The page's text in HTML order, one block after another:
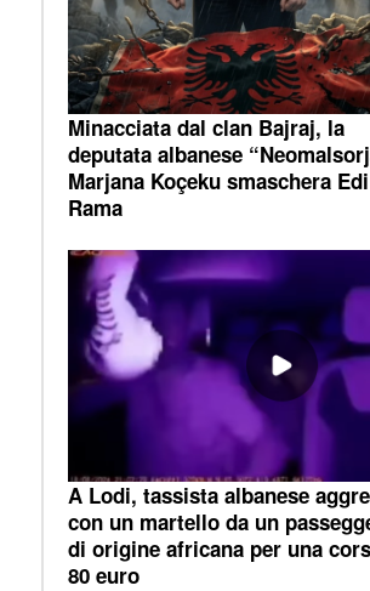
Minacciata dal clan Bajraj, la
deputata albanese
Marjana Koçeku smaschera Edi
Rama
A Lodi, tassista albanese
con un martello da un
di origine africana per una
80 euro